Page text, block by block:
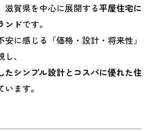
滋賀県を中心に展開する平屋住宅に
ンドです。
に感じる「価格・設計・将来性」
、
たシンプル設計とコスパに優れた住
ます。